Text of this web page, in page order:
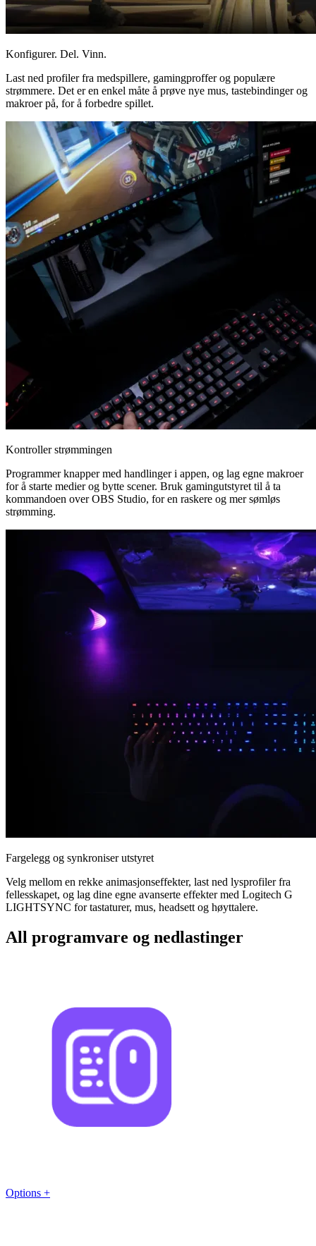
Konfigurer. Del. Vinn.
Last ned profiler fra medspillere, gamingproffer og populære
strømmere. Det er en enkel måte å prøve nye mus, tastebindinger og
makroer på, for å forbedre spillet.
Kontroller strømmingen
Programmer knapper med handlinger i appen, og lag egne makroer
for å starte medier og bytte scener. Bruk gamingutstyret til å ta
kommandoen over OBS Studio, for en raskere og mer sømløs
strømming.
Fargelegg og synkroniser utstyret
Velg mellom en rekke animasjonseffekter, last ned lysprofiler fra
fellesskapet, og lag dine egne avanserte effekter med Logitech G
LIGHTSYNC for tastaturer, mus, headsett og høyttalere.
All programvare og nedlastinger
Options +